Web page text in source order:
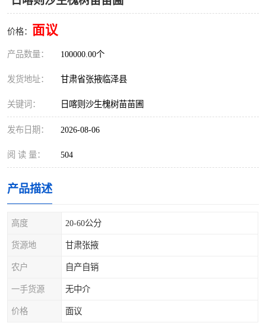
价格： 面议
产品数量： 100000.00个
发货地址： 甘肃省张掖临泽县
关键词： 日喀则沙生槐树苗苗圃
发布日期： 2026-08-06
阅 读 量： 504
产品描述
高度 20-60公分
货源地 甘肃张掖
农户 自产自销
一手货源 无中介
价格 面议